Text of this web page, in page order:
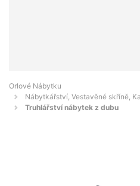
Orlové Nábytku
Nábytkářství, Vestavěné skříně,
Truhlářství nábytek z dubu